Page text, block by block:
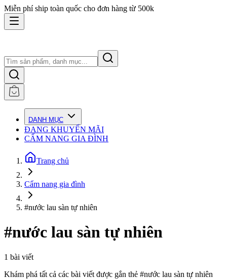
Miễn phí ship toàn quốc cho đơn hàng từ 500k
DANH MỤC
ĐANG KHUYẾN MÃI
CẨM NANG GIA ĐÌNH
Trang chủ
Cẩm nang gia đình
#nước lau sàn tự nhiên
#nước lau sàn tự nhiên
1 bài viết
Khám phá tất cả các bài viết được gắn thẻ #nước lau sàn tự nhiên